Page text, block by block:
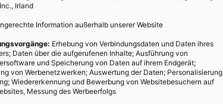
Irland
Information außerhalb unserer Website
Erhebung von Verbindungsdaten und Daten ihres
Daten über die aufgerufenen Inhalte; Ausführung von
und Speicherung von Daten auf ihrem Endgerät;
von Werbenetzwerken; Auswertung der Daten; Personalisierung
Wiedererkennung und Bewerbung von Websitebesuchern auf
Messung des Werbeerfolgs